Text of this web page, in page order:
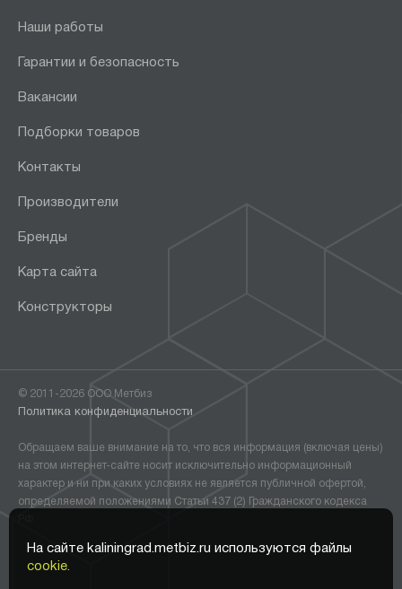
На сайте kaliningrad.metbiz.ru используются файлы
cookie.
Наши работы
Гарантии и безопасность
Вакансии
Подборки товаров
Контакты
Производители
Бренды
Карта сайта
Конструкторы
© 2011-2026 ООО Метбиз
Политика конфиденциальности
Обращаем ваше внимание на то, что вся информация (включая цены)
на этом интернет-сайте носит исключительно информационный
характер и ни при каких условиях не является публичной офертой,
определяемой положениями Статьи 437 (2) Гражданского кодекса